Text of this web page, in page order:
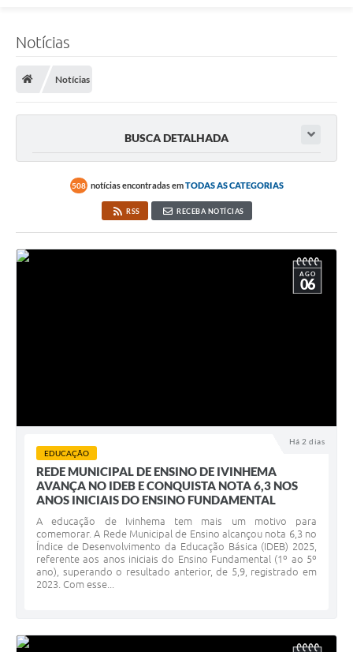
Notícias
Notícias
BUSCA DETALHADA
508 notícias encontradas emTODAS AS CATEGORIAS
RSS RECEBA NOTÍCIAS
Há 2 dias
AGO
06
EDUCAÇÃO
REDE MUNICIPAL DE ENSINO DE IVINHEMA
AVANÇA NO IDEB E CONQUISTA NOTA 6,3 NOS
ANOS INICIAIS DO ENSINO FUNDAMENTAL
A educação de Ivinhema tem mais um motivo para
comemorar. A Rede Municipal de Ensino alcançou nota 6,3 no
Índice de Desenvolvimento da Educação Básica (IDEB) 2025,
referente aos anos iniciais do Ensino Fundamental (1º ao 5º
ano), superando o resultado anterior, de 5,9, registrado em
2023. Com esse...